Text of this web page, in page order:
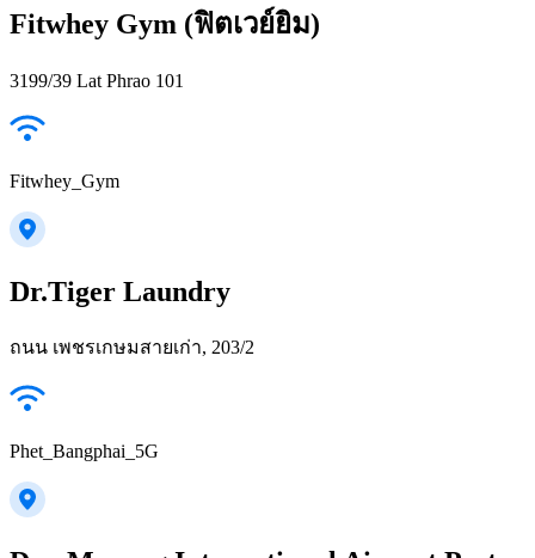
Fitwhey Gym (ฟิตเวย์ยิม)
3199/39 Lat Phrao 101
Fitwhey_Gym
Dr.Tiger Laundry
ถนน เพชรเกษมสายเก่า, 203/2
Phet_Bangphai_5G